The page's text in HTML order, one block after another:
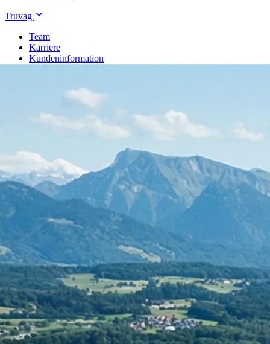
Truvag
Team
Karriere
Kundeninformation
Rechnungswesen
Personaladministration
Steuer & Recht
Abschlussberatung
Gesetzliche Revisionen
Spezialprüfungen
Vorsorge & öffentliche Organisationen
Interne Kontrollen & Prozessprüfungen